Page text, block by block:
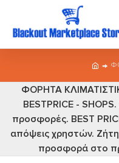
ΦΟΡΗΤΑ
BESTPRICE -
προσφορές. BEST
απόψεις χρηστών.
προσφορά στο